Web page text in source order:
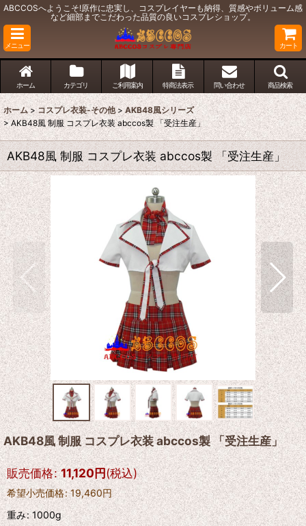
ABCCOSへようこそ!原作に忠実し、コスプレイヤーも納得、質感やボリューム感
など細部までこだわった品質の良いコスプレショップ。
メニュー カート
ホーム カテゴリ ご利用案内 特商法表示 問い合わせ 商品検索
ホーム > コスプレ衣装-その他 > AKB48風シリーズ
> AKB48風 制服 コスプレ衣装 abccos製 「受注生産」
AKB48風 制服 コスプレ衣装 abccos製 「受注生産」
AKB48風 制服 コスプレ衣装 abccos製 「受注生産」
販売価格: 11,120円(税込)
希望小売価格: 19,460円
重み:1000g